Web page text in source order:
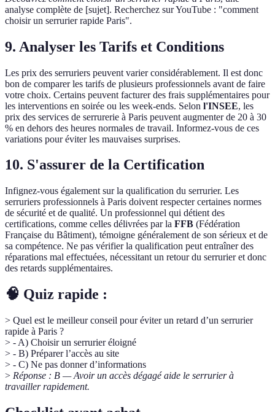
analyse complète de [sujet]. Recherchez sur YouTube : "comment
choisir un serrurier rapide Paris".
9. Analyser les Tarifs et Conditions
Les prix des serruriers peuvent varier considérablement. Il est donc
bon de comparer les tarifs de plusieurs professionnels avant de faire
votre choix. Certains peuvent facturer des frais supplémentaires pour
les interventions en soirée ou les week-ends. Selon l'INSEE, les
prix des services de serrurerie à Paris peuvent augmenter de 20 à 30
% en dehors des heures normales de travail. Informez-vous de ces
variations pour éviter les mauvaises surprises.
10. S'assurer de la Certification
Infignez-vous également sur la qualification du serrurier. Les
serruriers professionnels à Paris doivent respecter certaines normes
de sécurité et de qualité. Un professionnel qui détient des
certifications, comme celles délivrées par la FFB (Fédération
Française du Bâtiment), témoigne généralement de son sérieux et de
sa compétence. Ne pas vérifier la qualification peut entraîner des
réparations mal effectuées, nécessitant un retour du serrurier et donc
des retards supplémentaires.
🧠 Quiz rapide :
> Quel est le meilleur conseil pour éviter un retard d’un serrurier
rapide à Paris ?
> - A) Choisir un serrurier éloigné
> - B) Préparer l’accès au site
> - C) Ne pas donner d’informations
> Réponse : B — Avoir un accès dégagé aide le serrurier à
travailler rapidement.